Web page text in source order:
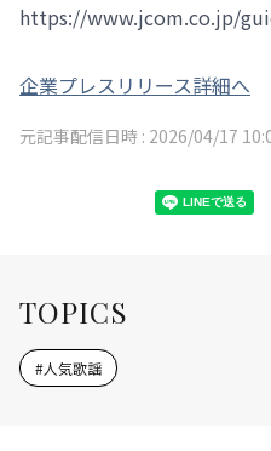
https://www.jcom.co.jp/
企業プレスリリース詳細へ
元記事配信日時 : 2026/04/17
TOPICS
#人気歌謡